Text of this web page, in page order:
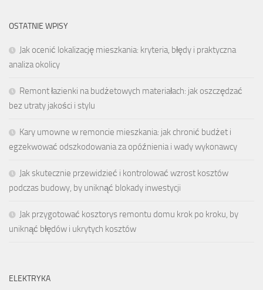
OSTATNIE WPISY
Jak ocenić lokalizację mieszkania: kryteria, błędy i praktyczna
analiza okolicy
Remont łazienki na budżetowych materiałach: jak oszczędzać
bez utraty jakości i stylu
Kary umowne w remoncie mieszkania: jak chronić budżet i
egzekwować odszkodowania za opóźnienia i wady wykonawcy
Jak skutecznie przewidzieć i kontrolować wzrost kosztów
podczas budowy, by uniknąć blokady inwestycji
Jak przygotować kosztorys remontu domu krok po kroku, by
uniknąć błędów i ukrytych kosztów
ELEKTRYKA